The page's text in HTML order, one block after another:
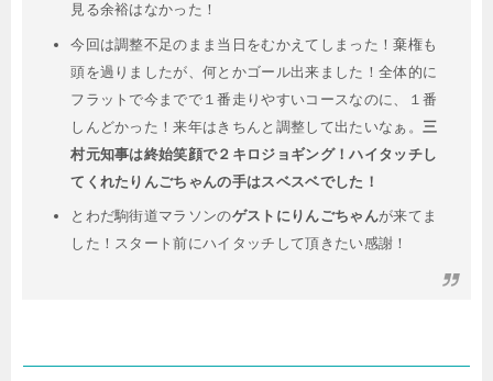
見る余裕はなかった！
今回は調整不足のまま当日をむかえてしまった！棄権も
頭を過りましたが、何とかゴール出来ました！全体的に
フラットで今までで１番走りやすいコースなのに、１番
しんどかった！来年はきちんと調整して出たいなぁ。 三
村元知事は終始笑顔で２キロジョギング！ハイタッチし
てくれたりんごちゃんの手はスベスベでした！
とわだ駒街道マラソンのゲストにりんごちゃんが来てま
した！スタート前にハイタッチして頂きたい感謝！